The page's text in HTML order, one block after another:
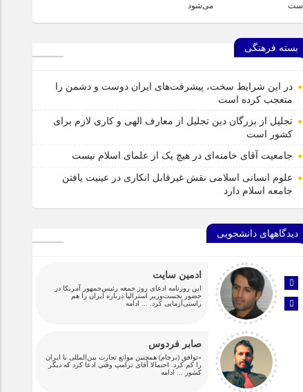
است
می‌شود
بسته فرهنگی
در این شرایط سخت، پیشرفت‌های ایران دوست و دشمن را
متعجب کرده است
تجلیل از بزرگان دین تجلیل از معارف الهی و کاری لازم برای
کشور است
جامعیت آقای خامنه‌ای در هیچ یک از علمای اسلام نیست
علوم انسانی اسلامی نقش غیرقابل انکاری در عینیت یافتن
جامعه اسلام دارد
دیدگاههای دانشجویی
ادمین سایت
این روزنامه ادعای روز جمعه رئیس‌جمهور آمریکا در
حضور نخست‌وزیر استرالیا درباره ایران را هم
راستی‌آزمایی کرد.
... ادامه
صابر فردوس
«توافق (برجام) همچنین موانع تجارت بین‌المللی با ایران
را کم کرد. احتمالا آقای ترامپ وقتی ادعا کرد که دیگر
کشور
... ادامه